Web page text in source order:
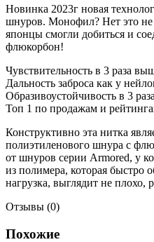
Новинка 2023г новая
шнуров. Монофил? Нет это не
японцы смогли добиться и
флюкорбон!
Чувствительность в 3 раза
Дальность заброса как у
Образивоустойчивость в 3
Топ 1 по продажам и
Конструктивно эта нитка
полиэтиленового шнура с
от шнуров серии Armored, у
из полимера, которая быстро
нагрузка, выглядит не плохо,
Отзывы (0)
Похожие